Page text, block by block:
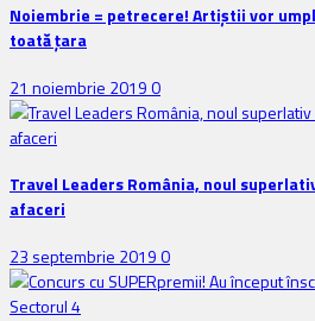
Noiembrie = petrecere! Artiștii vor
toată țara
21 noiembrie 20190
Travel Leaders România, noul
afaceri
23 septembrie 20190